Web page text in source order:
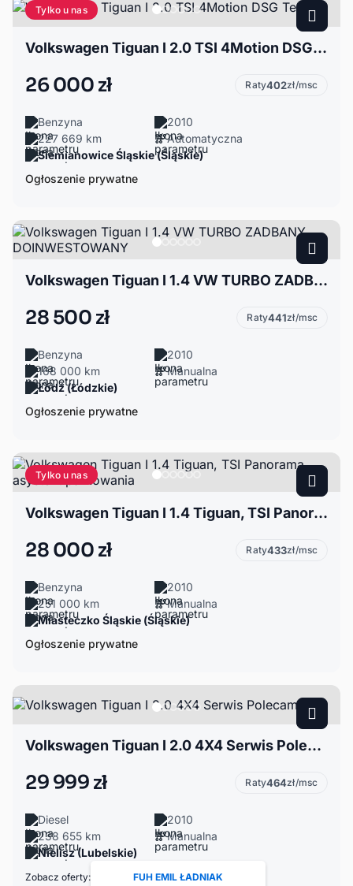
Tylko u nas
Volkswagen Tiguan I 2.0 TSI 4Motion DSG Team
26 000 zł Raty402zł/msc
Benzyna
2010
227 669 km
Automatyczna
Siemianowice Śląskie (Śląskie)
Ogłoszenie prywatne
Volkswagen Tiguan I 1.4 VW TURBO ZADBANY DOINWESTOWANY
28 500 zł Raty441zł/msc
Benzyna
2010
168 000 km
Manualna
Łódź (Łódzkie)
Ogłoszenie prywatne
Tylko u nas
Volkswagen Tiguan I 1.4 Tiguan, TSI Panorama, asystent parkowania
28 000 zł Raty433zł/msc
Benzyna
2010
251 000 km
Manualna
Miasteczko Śląskie (Śląskie)
Ogłoszenie prywatne
Volkswagen Tiguan I 2.0 4X4 Serwis Polecam
29 999 zł Raty464zł/msc
Diesel
2010
238 655 km
Manualna
Nielisz (Lubelskie)
Zobacz oferty: FUH EMIL ŁADNIAK